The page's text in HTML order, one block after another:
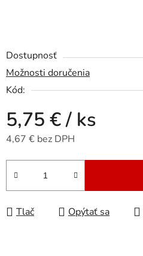
Dostupnosť
Možnosti doručenia
Kód:
5,75 €/ ks
4,67 € bez DPH
Jednotková cena:
Tlač Opýtať sa